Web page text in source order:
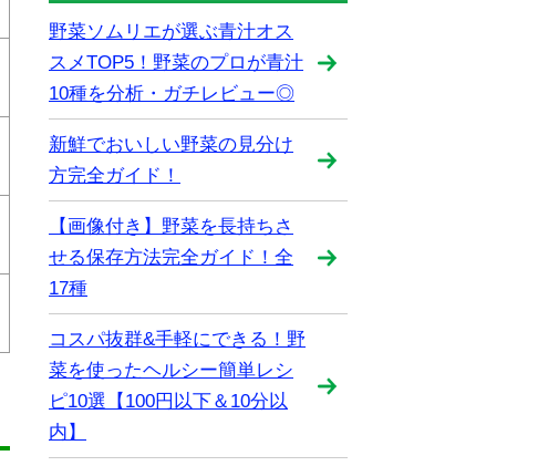
野菜ソムリエが選ぶ青汁オス
スメTOP5！野菜のプロが青汁
10種を分析・ガチレビュー◎
新鮮でおいしい野菜の見分け
方完全ガイド！
【画像付き】野菜を長持ちさ
せる保存方法完全ガイド！全
17種
コスパ抜群&手軽にできる！野
菜を使ったヘルシー簡単レシ
ピ10選【100円以下＆10分以
内】